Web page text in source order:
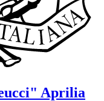
Aprilia